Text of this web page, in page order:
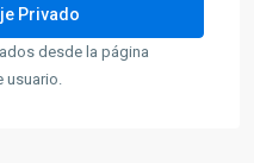
desde la página
usuario.